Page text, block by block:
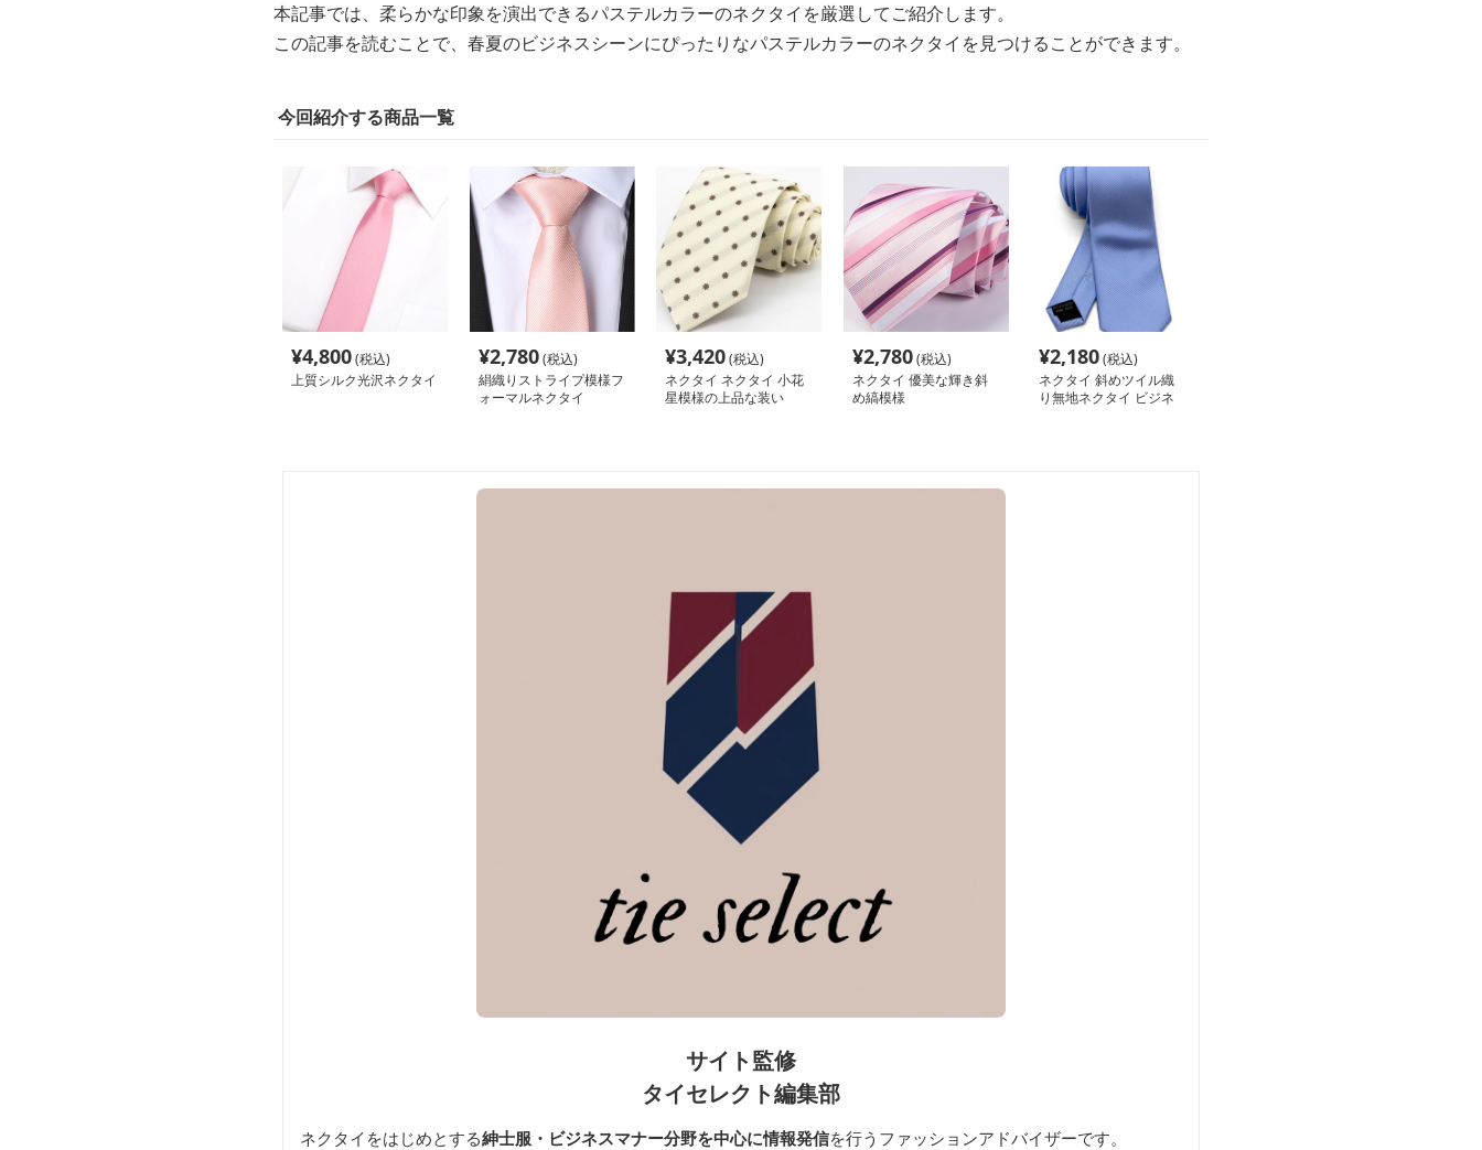
本記事では、柔らかな印象を演出できるパステルカラーのネクタイを厳選してご紹介します。
この記事を読むことで、春夏のビジネスシーンにぴったりなパステルカラーのネクタイを見つけることができます。
今回紹介する商品一覧
¥4,800(税込)
上質シルク光沢ネクタイ
¥2,780(税込)
絹織りストライプ模様フ
ォーマルネクタイ
¥3,420(税込)
ネクタイ ネクタイ 小花
星模様の上品な装い
¥2,780(税込)
ネクタイ 優美な輝き斜
め縞模様
¥2,180(税込)
ネクタイ 斜めツイル織
り無地ネクタイ ビジネ
サイト監修
タイセレクト編集部
ネクタイをはじめとする紳士服・ビジネスマナー分野を中心に情報発信を行うファッションアドバイザーです。